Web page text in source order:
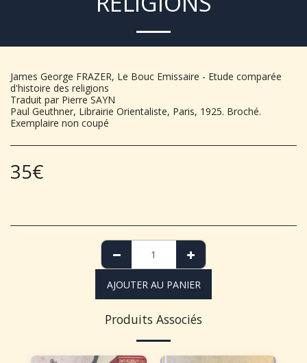
James George FRAZER, Le Bouc Emissaire - Etude comparée
d'histoire des religions
Traduit par Pierre SAYN
Paul Geuthner, Librairie Orientaliste, Paris, 1925. Broché.
Exemplaire non coupé
35€
AJOUTER AU PANIER
Produits Associés